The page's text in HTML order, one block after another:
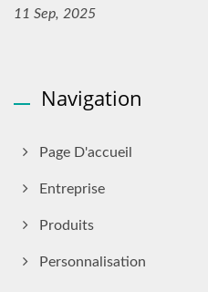
11 Sep, 2025
Navigation
Page D'accueil
Entreprise
Produits
Personnalisation